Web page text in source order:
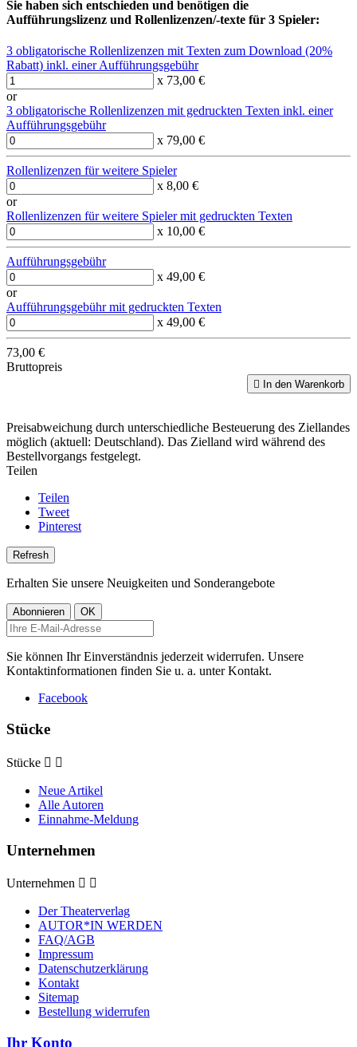
Sie haben sich entschieden und benötigen die
Aufführungslizenz und Rollenlizenzen/-texte für 3 Spieler:
3 obligatorische Rollenlizenzen mit Texten zum Download (20%
Rabatt) inkl. einer Aufführungsgebühr
x 73,00 €
or
3 obligatorische Rollenlizenzen mit gedruckten Texten inkl. einer
Aufführungsgebühr
x 79,00 €
Rollenlizenzen für weitere Spieler
x 8,00 €
or
Rollenlizenzen für weitere Spieler mit gedruckten Texten
x 10,00 €
Aufführungsgebühr
x 49,00 €
or
Aufführungsgebühr mit gedruckten Texten
x 49,00 €
73,00 €
Bruttopreis
 In den Warenkorb
Preisabweichung durch unterschiedliche Besteuerung des Ziellandes
möglich (aktuell: Deutschland). Das Zielland wird während des
Bestellvorgangs festgelegt.
Teilen
Teilen
Tweet
Pinterest
Erhalten Sie unsere Neuigkeiten und Sonderangebote
Sie können Ihr Einverständnis jederzeit widerrufen. Unsere
Kontaktinformationen finden Sie u. a. unter Kontakt.
Facebook
Stücke
Stücke  
Neue Artikel
Alle Autoren
Einnahme-Meldung
Unternehmen
Unternehmen  
Der Theaterverlag
AUTOR*IN WERDEN
FAQ/AGB
Impressum
Datenschutzerklärung
Kontakt
Sitemap
Bestellung widerrufen
Ihr Konto